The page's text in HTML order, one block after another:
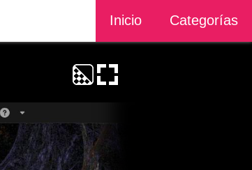
Inicio Categorías